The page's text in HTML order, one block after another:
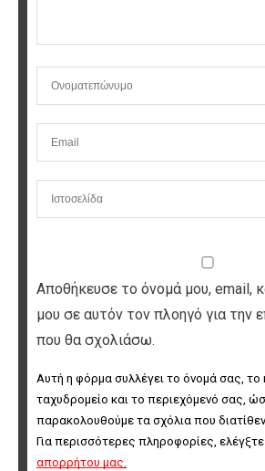
Αποθήκευσε το όνομά μου, email,
μου σε αυτόν τον πλοηγό για την
που θα σχολιάσω.
Αυτή η φόρμα συλλέγει το όνομά σας, το
ταχυδρομείο και το περιεχόμενό σας,
παρακολουθούμε τα σχόλια που
Για περισσότερες πληροφορίες, ελέγξτε
απορρήτου μας.